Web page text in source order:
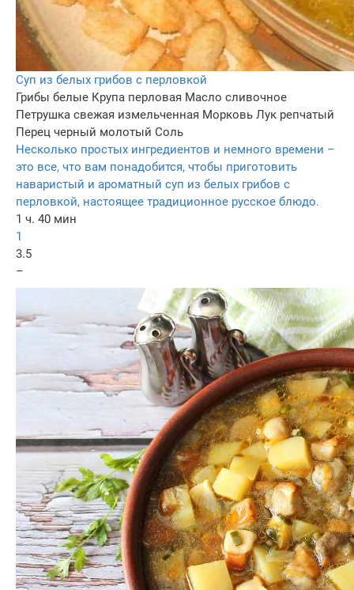
Cуп из белых грибов с перловкой
Грибы белые Крупа перловая Масло сливочное
Петрушка свежая измельченная Морковь Лук репчатый
Перец черный молотый Соль
Несколько простых ингредиентов и немного времени –
это все, что вам понадобится, чтобы приготовить
наваристый и ароматный суп из белых грибов с
перловкой, настоящее традиционное русское блюдо.
1 ч. 40 мин
1
3.5
–